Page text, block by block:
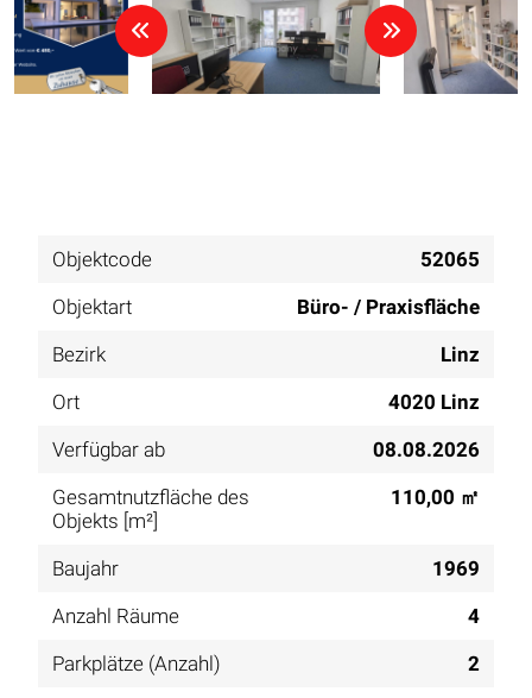
Objektcode
52065
Objektart
Büro- / Praxisfläche
Bezirk
Linz
Ort
4020 Linz
Verfügbar ab
08.08.2026
Gesamtnutzfläche des
Objekts [m²]
110,00 ㎡
Baujahr
1969
Anzahl Räume
4
Parkplätze (Anzahl)
2